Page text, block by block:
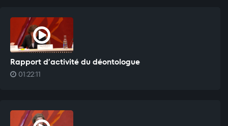
Rapport d’activité du déontologue
01:22:11